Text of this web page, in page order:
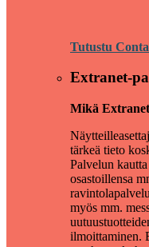
Tutustu
Extranet-
Mikä
tärkeä tieto
Palvelun
osastoillensa
myös mm.
ilmoittaminen.